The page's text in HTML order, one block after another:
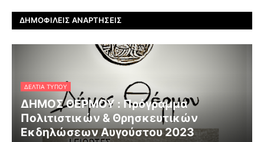
ΔΗΜΟΦΙΛΕΊΣ ΑΝΑΡΤΉΣΕΙΣ
ΔΕΛΤΊΑ ΤΎΠΟΥ
ΔΗΜΟΣ ΘΕΡΜΟΥ : Πρόγραμμα
Πολιτιστικών & Θρησκευτικών
Εκδηλώσεων Αυγούστου 2023